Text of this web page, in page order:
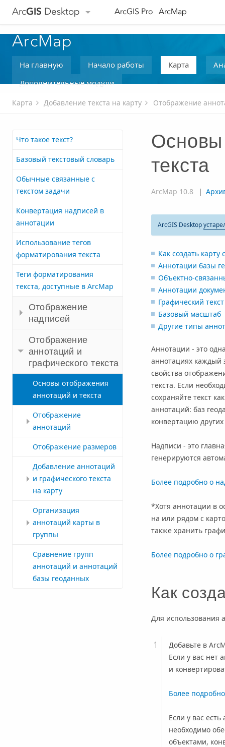
ArcGIS Desktop ArcGIS Pro ArcMap
ArcMap
На главную Начало работы Карта
Дополнительные модули
Карта Добавление текста на карту Отображение
Что такое текст?
Базовый текстовый словарь
Обычные связанные с
текстом задачи
Конвертация надписей в
аннотации
Использование тегов
форматирования текста
Теги форматирования
текста, доступные в ArcMap
Отображение
надписей
Отображение
аннотаций и
графического текста
Основы отображения
аннотаций и текста
Отображение
аннотаций
Отображение размеров
Добавление аннотаций
и графического текста
на карту
Организация
аннотаций карты в
группы
Сравнение групп
аннотаций и аннотаций
базы геоданных
Основы
текста
ArcMap 10.8 |
ArcGIS Desktop
Как создать
Аннотации базы
Объектно-
Аннотации
Графический текст
Базовый масштаб
Другие типы
Аннотации - это
аннотациях каждый
свойства
текста. Если
сохраняйте текст
аннотаций: баз
конвертацию
Надписи - это
генерируются
Более подробно о
*Хотя аннотации в
на или рядом с
также хранить
Более подробно о
Как
Для использования
Добавьте в
Если у вас нет
и
Более
Если у вас
необходимо
объектами,